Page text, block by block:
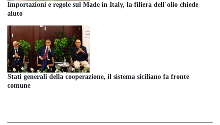
Importazioni e regole sul Made in Italy, la filiera dell´olio chiede
aiuto
Stati generali della cooperazione, il sistema siciliano fa fronte
comune